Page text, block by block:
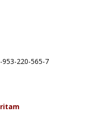
220-565-7